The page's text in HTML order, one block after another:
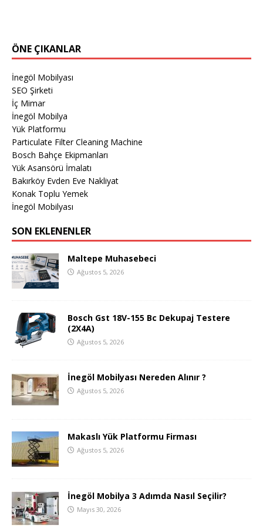
ÖNE ÇIKANLAR
İnegöl Mobilyası
SEO Şirketi
İç Mimar
İnegöl Mobilya
Yük Platformu
Particulate Filter Cleaning Machine
Bosch Bahçe Ekipmanları
Yük Asansörü İmalatı
Bakırköy Evden Eve Nakliyat
Konak Toplu Yemek
İnegöl Mobilyası
SON EKLENENLER
Maltepe Muhasebeci
Ağustos 5, 2026
Bosch Gst 18V-155 Bc Dekupaj Testere
(2X4A)
Ağustos 5, 2026
İnegöl Mobilyası Nereden Alınır ?
Ağustos 5, 2026
Makaslı Yük Platformu Firması
Ağustos 5, 2026
İnegöl Mobilya 3 Adımda Nasıl Seçilir?
Mayıs 30, 2026